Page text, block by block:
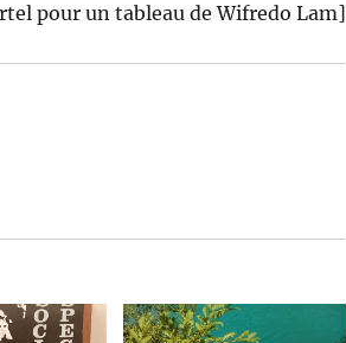
pour un tableau de Wifredo Lam]